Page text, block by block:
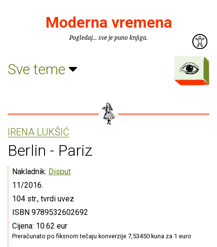
Moderna vremena
Pogledaj... sve je puno knjiga.
Sve teme
IRENA LUKŠIĆ
Berlin - Pariz
Nakladnik: Disput
11/2016.
104 str., tvrdi uvez
ISBN 9789532602692
Cijena: 10.62 eur
Preračunato po fiksnom tečaju konverzije 7,53450 kuna za 1 euro